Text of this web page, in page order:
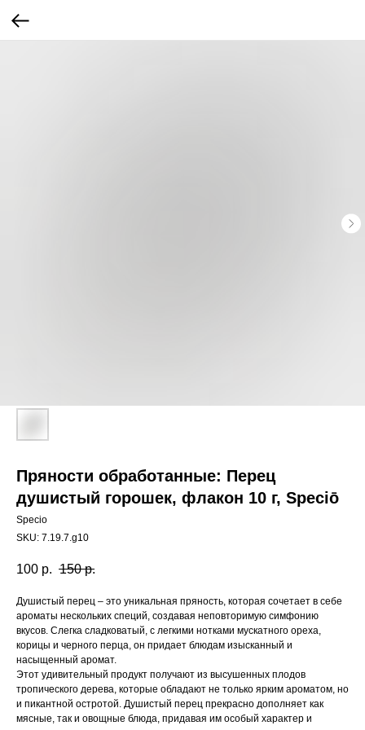
Пряности обработанные: Перец
душистый горошек, флакон 10 г, Speciō
Specio
SKU: 7.19.7.g10
100 р. 150 р.
Душистый перец – это уникальная пряность, которая сочетает в себе
ароматы нескольких специй, создавая неповторимую симфонию
вкусов. Слегка сладковатый, с легкими нотками мускатного ореха,
корицы и черного перца, он придает блюдам изысканный и
насыщенный аромат.
Этот удивительный продукт получают из высушенных плодов
тропического дерева, которые обладают не только ярким ароматом, но
и пикантной остротой. Душистый перец прекрасно дополняет как
мясные, так и овощные блюда, придавая им особый характер и